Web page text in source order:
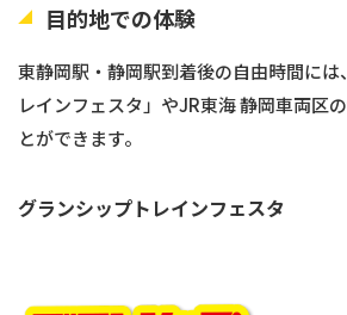
目的地での体験
東静岡駅・静岡駅到着後の自由時間には
レインフェスタ」やJR東海 静岡車両区
とができます。
グランシップトレインフェスタ